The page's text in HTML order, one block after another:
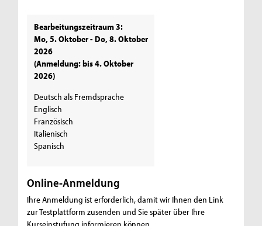
Bearbeitungszeitraum 3:
Mo, 5. Oktober - Do, 8. Oktober
2026
(Anmeldung: bis 4. Oktober
2026)
Deutsch als Fremdsprache
Englisch
Französisch
Italienisch
Spanisch
Online-Anmeldung
Ihre Anmeldung ist erforderlich, damit wir Ihnen den Link
zur Testplattform zusenden und Sie später über Ihre
Kurseinstufung informieren können.